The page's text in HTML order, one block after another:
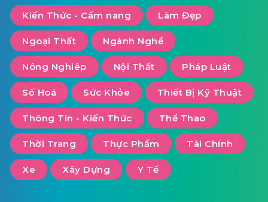
Kiến Thức - Cẩm nang Làm Đẹp
Ngoại Thất Ngành Nghề
Nông Nghiêp Nội Thất Pháp Luật
Số Hoá Sức Khỏe Thiết Bị Kỹ Thuật
Thông Tin - Kiến Thức Thể Thao
Thời Trang Thực Phẩm Tài Chính
Xe Xây Dựng Y Tế